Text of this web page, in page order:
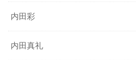
内田彩
内田真礼